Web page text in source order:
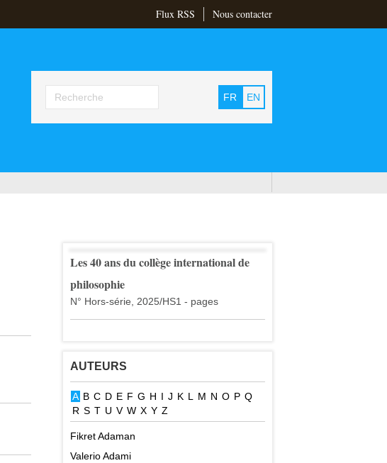
Flux RSS Nous contacter
FR EN
Les 40 ans du collège international de
philosophie
N° Hors-série, 2025/HS1 - pages
AUTEURS
A B C D E F G H I J K L M N O P Q
R S T U V W X Y Z
Fikret Adaman
Valerio Adami